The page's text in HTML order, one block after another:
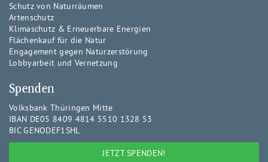
Schutz von Naturräumen
Artenschutz
Klimaschutz & Erneuerbare Energien
Flächenkauf für die Natur
Engagement gegen Naturzerstörung
Lobbyarbeit und Vernetzung
Spenden
Volksbank Thüringen Mitte
IBAN DE05 8409 4814 5510 1328 53
BIC GENODEF1SHL
JETZT SPENDEN!